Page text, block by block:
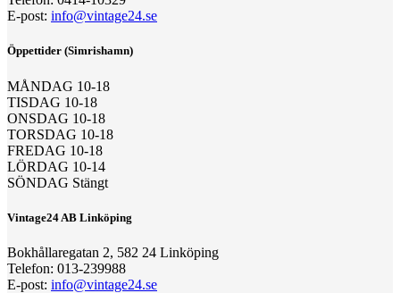
E-post: info@vintage24.se
Öppettider (Simrishamn)
MÅNDAG 10-18
TISDAG 10-18
ONSDAG 10-18
TORSDAG 10-18
FREDAG 10-18
LÖRDAG 10-14
SÖNDAG Stängt
Vintage24 AB Linköping
Bokhållaregatan 2, 582 24 Linköping
Telefon: 013-239988
E-post: info@vintage24.se